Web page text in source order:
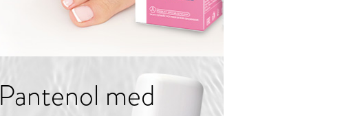
Pantenol med